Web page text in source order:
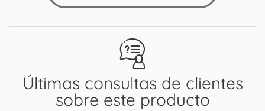
Últimas consultas de clientes
sobre este producto